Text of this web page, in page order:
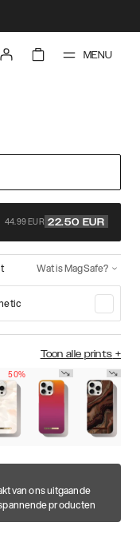
MENU
44.99 EUR 22.50 EUR
Wat is MagSafe?
Toon alle prints +
50%
van ons uitgaande
producten